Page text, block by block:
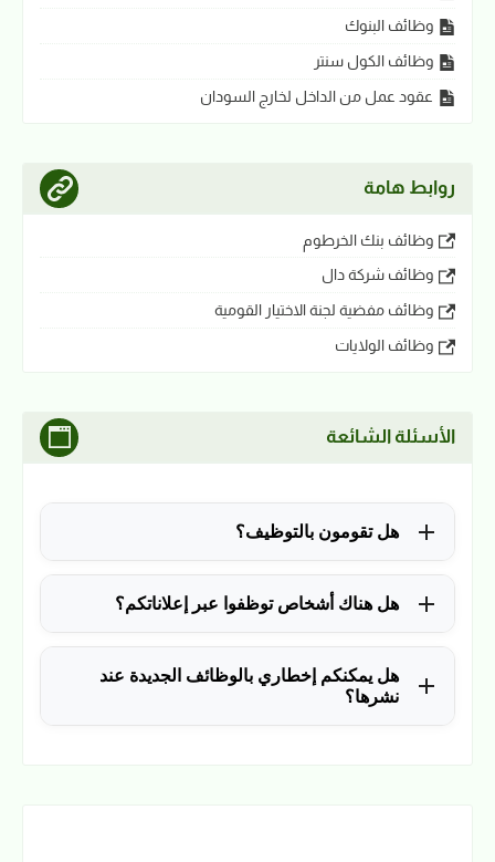
وظائف البنوك
وظائف الكول سنتر
عقود عمل من الداخل لخارج السودان
روابط هامة
وظائف بنك الخرطوم
وظائف شركة دال
وظائف مفضية لجنة الاختيار القومية
وظائف الولايات
الأسئلة الشائعة
هل تقومون بالتوظيف؟
للأسف لا، في الوقت الحالي نقوم فقط بنشر الوظائف
المتاحة.هل هناك أشخاص توظفوا عبر إعلاناتكم؟
نعم ولله الحمد، منذ التأسيس في 2018 نشرنا آلاف
الوظائف، وكانت سببًا في توظيف آلاف من المتابعين.
هل يمكنكم إخطاري بالوظائف الجديدة عند
نشرها؟